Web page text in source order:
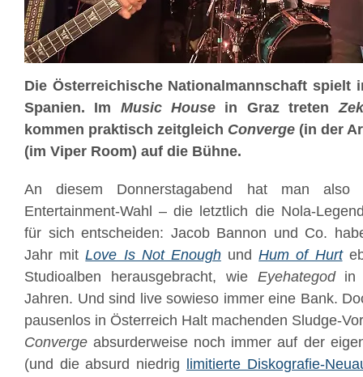
Die Österreichische Nationalmannschaft spielt
Spanien. Im Music House in Graz treten
kommen praktisch zeitgleich Converge (in der
(im Viper Room) auf die Bühne.
An diesem Donnerstagabend hat man
Entertainment-Wahl – die letztlich die Nola-
für sich entscheiden: Jacob Bannon und Co.
Jahr mitLove Is Not EnoughundHum of Hurt
Studioalben herausgebracht, wie Eyehategodin
Jahren. Und sind live sowieso immer eine Bank.
pausenlos in Österreich Halt machenden Sludge-
Converge absurderweise noch immer auf der
(und die absurd niedrig
limitierte Diskografie-